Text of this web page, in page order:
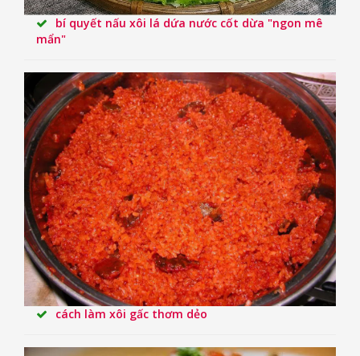
bí quyết nấu xôi lá dứa nước cốt dừa "ngon mê
mẩn"
cách làm xôi gấc thơm dẻo